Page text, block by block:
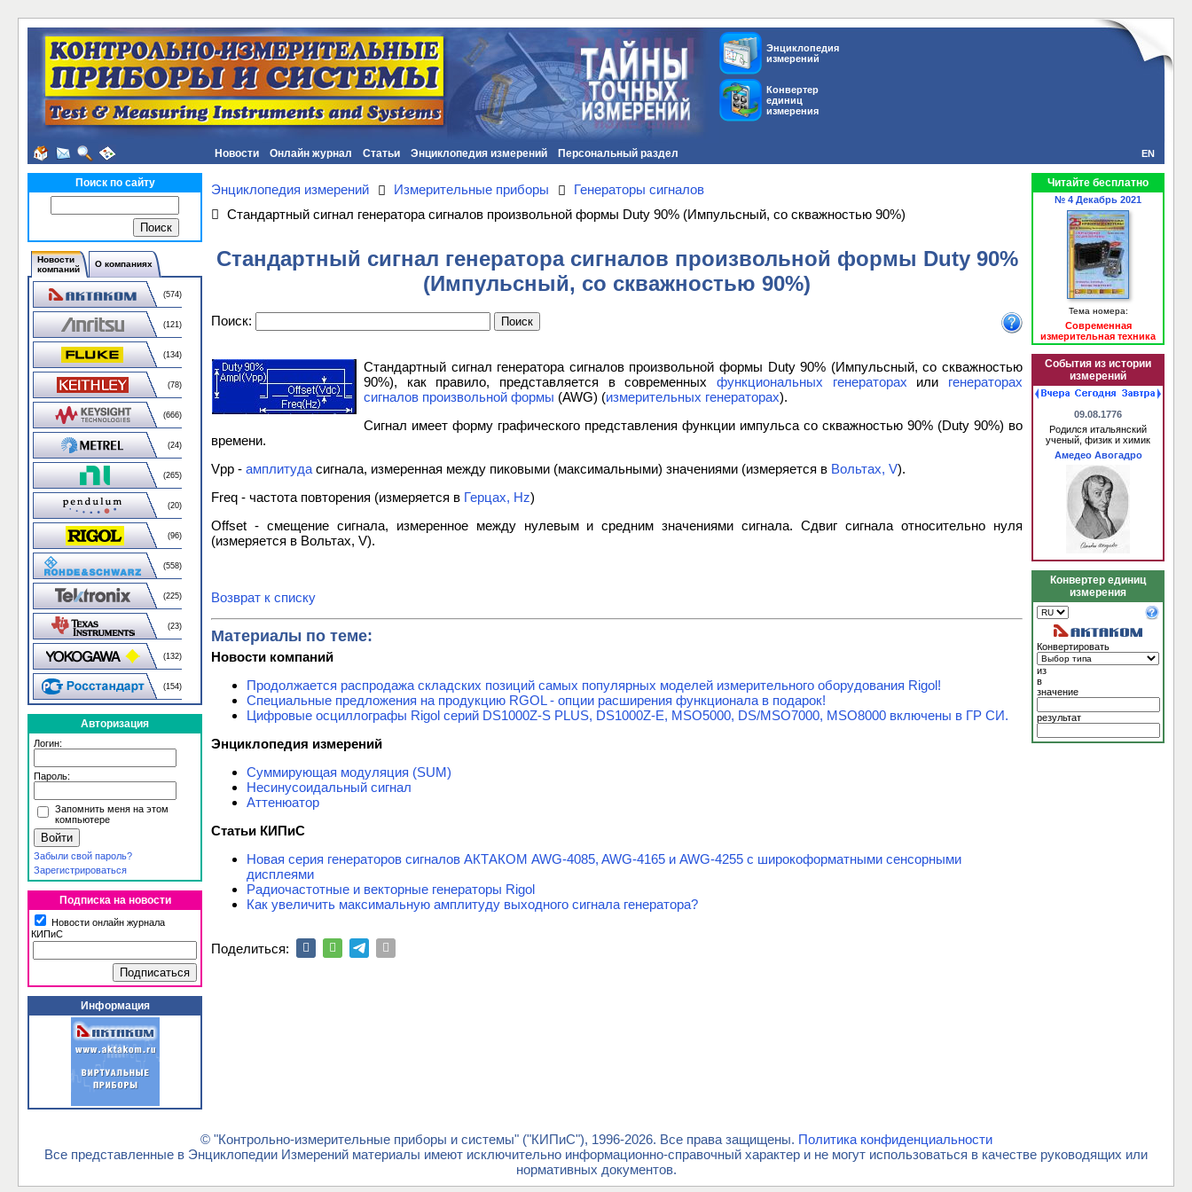
Энциклопедия
измерений
Конвертер
единиц
измерения
Новости Онлайн журнал Статьи Энциклопедия измерений Персональный раздел EN
Поиск по сайту
Новости
компаний
О компаниях
(574)
(121)
(134)
(78)
(666)
(24)
(265)
(20)
(96)
(558)
(225)
(23)
(132)
(154)
Авторизация
Логин:
Пароль:
Запомнить меня на этом
компьютере
Забыли свой пароль?
Зарегистрироваться
Подписка на новости
Новости онлайн журнала
КИПиС
Информация
Энциклопедия измерений Измерительные приборы
Генераторы сигналов
Стандартный сигнал генератора сигналов произвольной формы Duty 90% (Импульсный, со скважностью 90%)
Стандартный сигнал генератора сигналов произвольной формы Duty 90%
(Импульсный, со скважностью 90%)
Поиск:
Стандартный сигнал генератора сигналов произвольной формы Duty 90% (Импульсный, со скважностью
90%), как правило, представляется в современных функциональных генераторах или генераторах
сигналов произвольной формы (AWG) (измерительных генераторах).
Сигнал имеет форму графического представления функции импульса со скважностью 90% (Duty 90%) во
времени.
Vpp - амплитуда сигнала, измеренная между пиковыми (максимальными) значениями (измеряется в Вольтах, V).
Freq - частота повторения (измеряется в Герцах, Hz)
Offset - смещение сигнала, измеренное между нулевым и средним значениями сигнала. Сдвиг сигнала относительно нуля
(измеряется в Вольтах, V).
Возврат к списку
Материалы по теме:
Новости компаний
Продолжается распродажа складских позиций самых популярных моделей измерительного оборудования Rigol!
Специальные предложения на продукцию RGOL - опции расширения функционала в подарок!
Цифровые осциллографы Rigol серий DS1000Z-S PLUS, DS1000Z-E, MSO5000, DS/MSO7000, MSO8000 включены в ГР СИ.
Энциклопедия измерений
Суммирующая модуляция (SUM)
Несинусоидальный сигнал
Аттенюатор
Статьи КИПиС
Новая серия генераторов сигналов АКТАКОМ AWG-4085, AWG-4165 и AWG-4255 с широкоформатными сенсорными
дисплеями
Радиочастотные и векторные генераторы Rigol
Как увеличить максимальную амплитуду выходного сигнала генератора?
Поделиться:
Читайте бесплатно
№ 4 Декабрь 2021
Тема номера:
Современная
измерительная техника
События из истории
измерений
09.08.1776
Родился итальянский
ученый, физик и химик
Амедео Авогадро
Конвертер единиц
измерения
Конвертировать
из
в
значение
результат
© "Контрольно-измерительные приборы и системы" ("КИПиС"), 1996-2026. Все права защищены. Политика конфиденциальности
Все представленные в Энциклопедии Измерений материалы имеют исключительно информационно-справочный характер и не могут использоваться в качестве руководящих или
нормативных документов.